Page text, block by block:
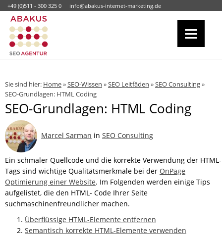
+49 (0)511 - 300 325 0 info@abakus-internet-marketing.de
Sie sind hier: Home»SEO-Wissen »SEO Leitfäden »SEO Consulting»
SEO-Grundlagen: HTML Coding
SEO-Grundlagen: HTML Coding
Marcel Sarman in SEO Consulting
Ein schmaler Quellcode und die korrekte Verwendung der HTML-
Tags sind wichtige Qualitätsmerkmale bei der OnPage
Optimierung einer Website. Im Folgenden werden einige Tips
aufgelistet, die den HTML- Code Ihrer Seite
suchmaschinenfreundlicher machen.
Überflüssige HTML-Elemente entfernen
Semantisch korrekte HTML-Elemente verwenden